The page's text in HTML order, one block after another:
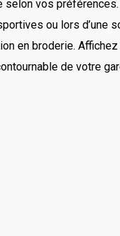
qu’ils soient
un des
vos
ou lors d’une
en broderie.
de votre